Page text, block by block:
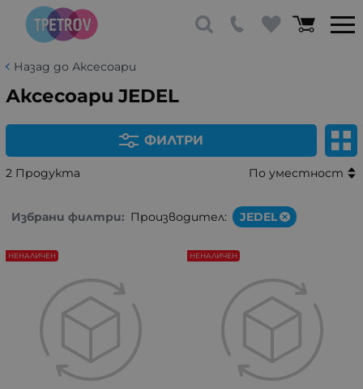
Назад до Аксесоари
Аксесоари JEDEL
ФИЛТРИ
2 Продукта По уместност
Избрани филтри: Производител: JEDEL
НЕНАЛИЧЕН НЕНАЛИЧЕН